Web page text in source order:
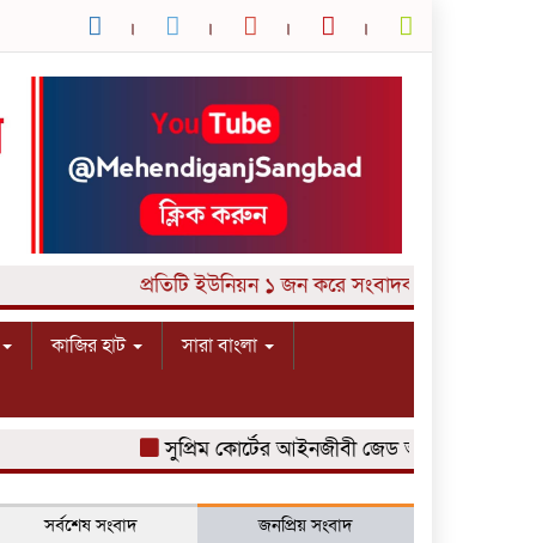
প্রতিটি ইউনিয়ন ১ জন করে সংবাদকর্মী আবশ্যক।
কাজির হাট
সারা বাংলা
সুপ্রিম কোর্টের আইনজীবী জেড আই খান পান্নার
সর্বশেষ সংবাদ জনপ্রিয় সংবাদ